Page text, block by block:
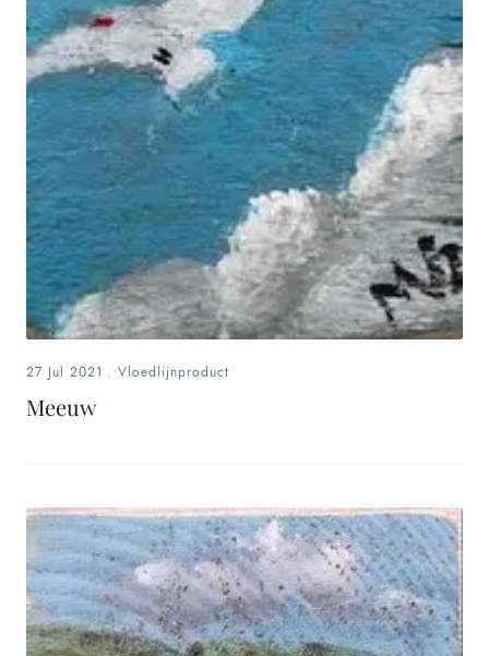
27 Jul 2021 . Vloedlijnproduct
Meeuw